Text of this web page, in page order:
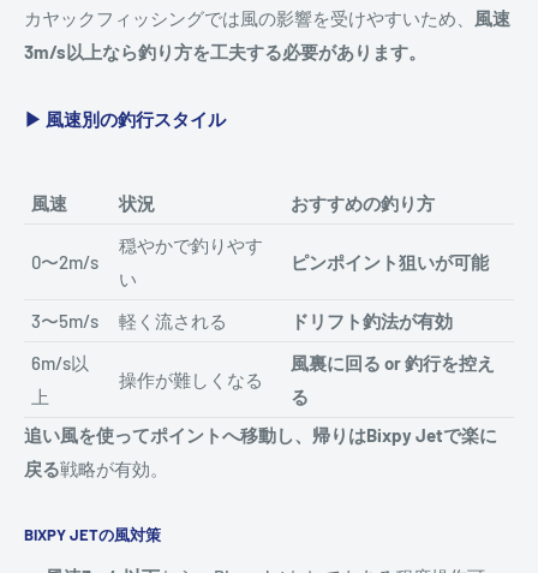
カヤックフィッシングでは風の影響を受けやすいため、 風速
3m/s以上なら釣り方を工夫する必要があります。
▶ 風速別の釣行スタイル
風速 状況 おすすめの釣り方
0〜2m/s
穏やかで釣りやす
い
ピンポイント狙いが可能
3〜5m/s 軽く流される
ドリフト釣法が有効
6m/s以
上
操作が難しくなる
風裏に回る or 釣行を控え
る
追い風を使ってポイントへ移動し、帰りはBixpy Jetで楽に
戻る戦略が有効。
BIXPY JETの風対策